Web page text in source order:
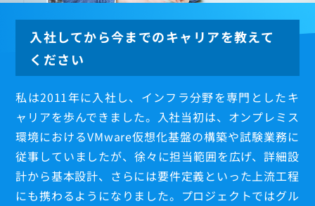
若手社員
M.Ejima
N.Zhou
Y.Kitazawa
入社してから今までのキャリアを教えて
ください
私は2011年に入社し、インフラ分野を専門としたキ
ャリアを歩んできました。入社当初は、オンプレミス
環境におけるVMware仮想化基盤の構築や試験業務に
従事していましたが、徐々に担当範囲を広げ、詳細設
計から基本設計、さらには要件定義といった上流工程
にも携わるようになりました。プロジェクトではグル